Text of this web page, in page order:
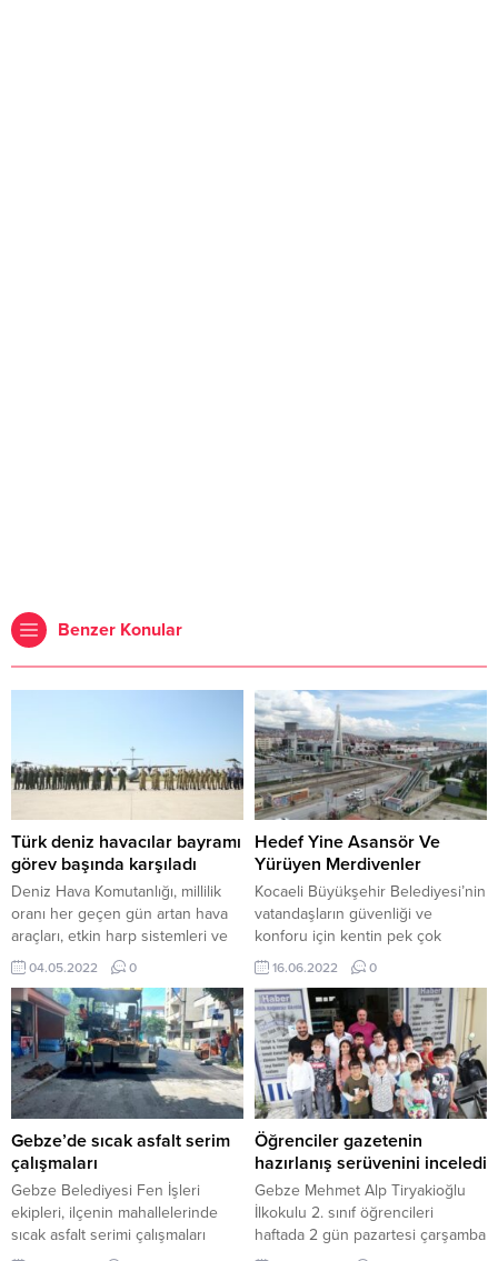
Benzer Konular
Türk deniz havacılar bayramı
görev başında karşıladı
Deniz Hava Komutanlığı, millilik
oranı her geçen gün artan hava
araçları, etkin harp sistemleri ve
üstün görev bilinciyle Türk
donanmasının önemli
unsurlarından biri durumunda
bulunuyor. Deniz Hava
Komutanlığı, Cengiz Topel Deniz
Hava Ana Üs Komutanlığı,
Çanakkale ve Dalaman deniz
hava üs komutanlıkları ile
Geçitkale Deniz Hava Meydan
Komutanlığında konuşlu
envanterindeki...
04.05.2022 0
Hedef Yine Asansör Ve
Yürüyen Merdivenler
Kocaeli Büyükşehir Belediyesi’nin
vatandaşların güvenliği ve
konforu için kentin pek çok
noktasında inşa ettiği asansörlü,
yürüyen merdivenli yaya üst
geçitleri tahribata uğramaya
devam ediyor. Özellikle
dezavantajlı gruplar için hayati
öneme sahip asansör ve yürüyen
merdivenler, kendini bilmezlerin
hedefi oluyor. İZMİT’TE İKİ ÜST
GEÇİT HEDEF ALINDI İzmit’te iki
üst geçitte bulunan...
16.06.2022 0
Gebze’de sıcak asfalt serim
çalışmaları
Gebze Belediyesi Fen İşleri
ekipleri, ilçenin mahallelerinde
sıcak asfalt serimi çalışmaları
başlattı. Yaya ve araçların trafikte
Öğrenciler gazetenin
hazırlanış serüvenini inceledi
Gebze Mehmet Alp Tiryakioğlu
İlkokulu 2. sınıf öğrencileri
haftada 2 gün pazartesi çarşamba
14.30 – 16.30 saatleri arasında